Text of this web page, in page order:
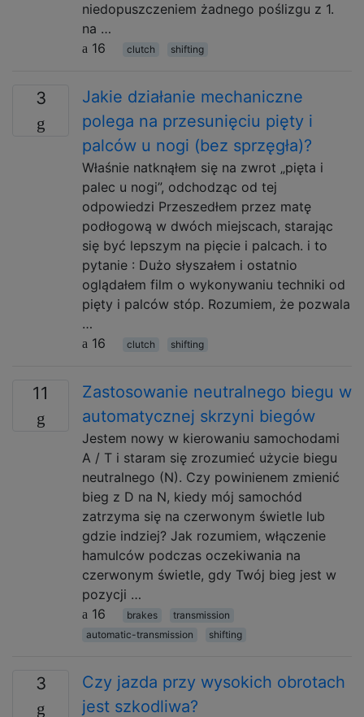
niedopuszczeniem żadnego poślizgu z 1.
na …
16
clutch shifting
3
Jakie działanie mechaniczne
polega na przesunięciu pięty i
palców u nogi (bez sprzęgła)?
Właśnie natknąłem się na zwrot „pięta i
palec u nogi”, odchodząc od tej
odpowiedzi Przeszedłem przez matę
podłogową w dwóch miejscach, starając
się być lepszym na pięcie i palcach. i to
pytanie : Dużo słyszałem i ostatnio
oglądałem film o wykonywaniu techniki od
pięty i palców stóp. Rozumiem, że pozwala
…
16
clutch shifting
11
Zastosowanie neutralnego biegu w
automatycznej skrzyni biegów
Jestem nowy w kierowaniu samochodami
A / T i staram się zrozumieć użycie biegu
neutralnego (N). Czy powinienem zmienić
bieg z D na N, kiedy mój samochód
zatrzyma się na czerwonym świetle lub
gdzie indziej? Jak rozumiem, włączenie
hamulców podczas oczekiwania na
czerwonym świetle, gdy Twój bieg jest w
pozycji …
16
brakes
transmission
automatic-transmission
shifting
3
Czy jazda przy wysokich obrotach
jest szkodliwa?